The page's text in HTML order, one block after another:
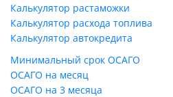
Калькулятор растаможки
Калькулятор расхода топлива
Калькулятор автокредита
Минимальный срок ОСАГО
ОСАГО на месяц
ОСАГО на 3 месяца